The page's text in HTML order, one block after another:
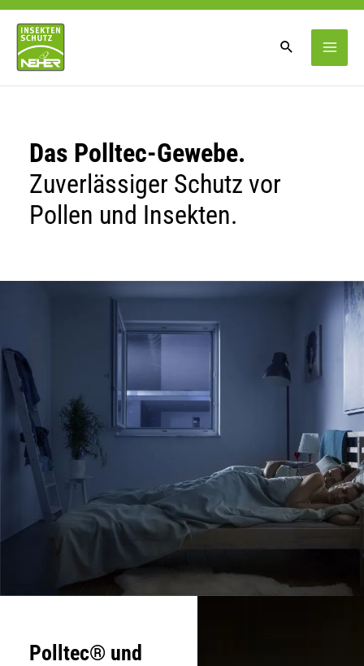
Zum
Inhalt
springen
Das Polltec-Gewebe.
Zuverlässiger Schutz vor
Pollen und Insekten.
Polltec® und